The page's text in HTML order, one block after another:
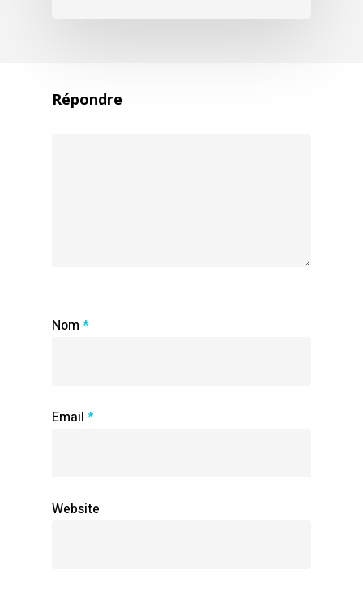
Répondre
Nom *
Email *
Website